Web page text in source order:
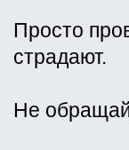
Просто
страдают.
Не